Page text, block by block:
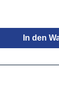
mitIn den